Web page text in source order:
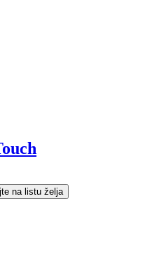
na listu želja